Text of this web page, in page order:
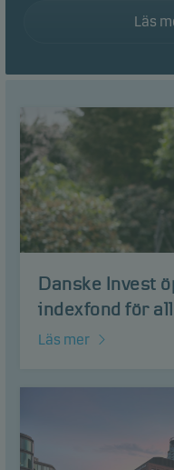
Läs
Danske Invest
indexfond för
Läs mer